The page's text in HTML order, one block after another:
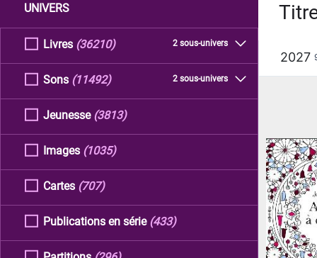
UNIVERS
Livres 2 sous-univers
(36210)
Sons 2 sous-univers
(11492)
Jeunesse (3813)
Images (1035)
Cartes (707)
Publications en série (433)
2027